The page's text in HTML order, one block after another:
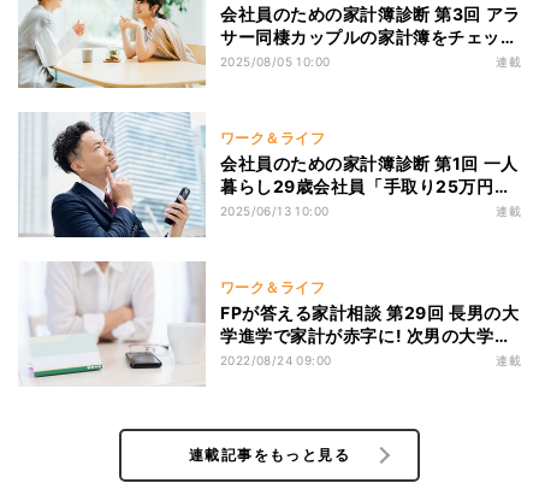
会社員のための家計簿診断 第3回 アラ
サー同棲カップルの家計簿をチェッ
ク! 二人暮らしにおすすめの家計管理
2025/08/05 10:00 連載
ワーク＆ライフ
会社員のための家計簿診断 第1回 一人
暮らし29歳会社員「手取り25万円で
交際費4万5000円、これって多いで
2025/06/13 10:00 連載
ワーク＆ライフ
FPが答える家計相談 第29回 長男の大
学進学で家計が赤字に! 次男の大学資
金が準備できない
2022/08/24 09:00 連載
連載記事をもっと見る